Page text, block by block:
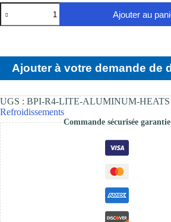
quantité
de
Dissipateur
Pi
pour
Lite
Ajouter au
Ajouter à votre demande de
UGS : BPI-R4-LITE-ALUMINUM-HEATS
Refroidissements
Commande sécurisée garantie